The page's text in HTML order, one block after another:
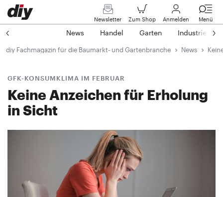
Newsletter Zum Shop Anmelden Menü
News Handel Garten Industrie
diy Fachmagazin für die Baumarkt- und Gartenbranche News
GFK-KONSUMKLIMA IM FEBRUAR
Keine Anzeichen für Erholung
in Sicht